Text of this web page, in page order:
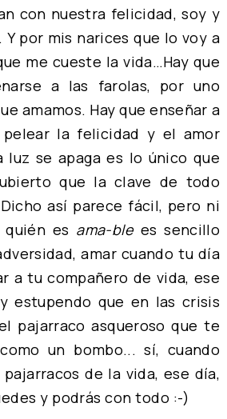
con nuestra felicidad, soy y
por mis narices que lo voy a
me cueste la vida…Hay que
a las farolas, por uno
amamos. Hay que enseñar a
la felicidad y el amor
luz se apaga es lo único que
que la clave de todo
así parece fácil, pero ni
es ama-blees sencillo
amar cuando tu día
a tu compañero de vida, ese
estupendo que en las crisis
pajarraco asqueroso que te
un bombo... sí, cuando
de la vida, ese día,
y podrás con todo :-)